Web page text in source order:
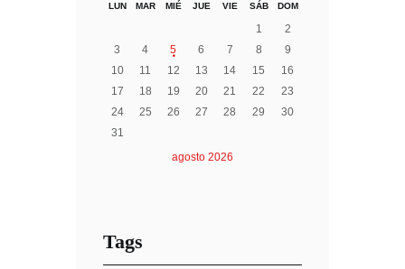
LUN MAR MIÉ JUE VIE SÁB DOM
1
2
3
4 5 6 7 8
9
10
11 12 13 14 15
16
17
18 19 20 21 22
23
24
25 26 27 28 29
30
31
agosto 2026
Tags